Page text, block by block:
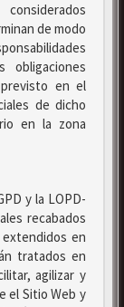
de modo
en el
de dicho
en la zona
y la LOPD-
recabados
en
tratados en
agilizar y
el Sitio Web y